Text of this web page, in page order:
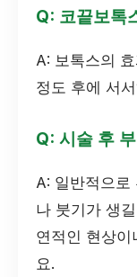
Q: 코끝보톡
A: 보톡스의
정도 후에 서
Q: 시술 후
A: 일반적으로
나 붓기가 생
연적인 현상
요.